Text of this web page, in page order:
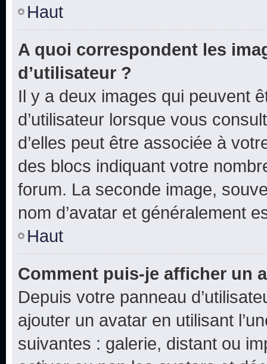
Haut
A quoi correspondent les
d’utilisateur ?
Il y a deux images qui peuvent
d’utilisateur lorsque vous
d’elles peut être associée à
des blocs indiquant votre
forum. La seconde image,
nom d’avatar et généralement
Haut
Comment puis-je afficher un
Depuis votre panneau
ajouter un avatar en utilisant
suivantes : galerie, distant ou